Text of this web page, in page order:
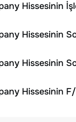
Hissesinin
Hissesinin
Hissesinin
Hissesinin